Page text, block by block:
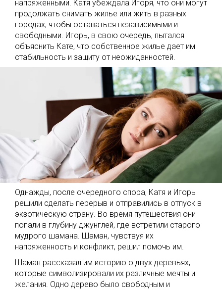
напряженными. Катя убеждала Игоря, что они могут
продолжать снимать жилье или жить в разных
городах, чтобы оставаться независимыми и
свободными. Игорь, в свою очередь, пытался
объяснить Кате, что собственное жилье дает им
стабильность и защиту от неожиданностей.
Однажды, после очередного спора, Катя и Игорь
решили сделать перерыв и отправились в отпуск в
экзотическую страну. Во время путешествия они
попали в глубину джунглей, где встретили старого
мудрого шамана. Шаман, чувствуя их
напряженность и конфликт, решил помочь им.
Шаман рассказал им историю о двух деревьях,
которые символизировали их различные мечты и
желания. Одно дерево было свободным и